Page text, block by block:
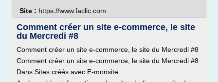
Site : https://www.faclic.com
Comment créer un site e-commerce, le site
du Mercredi #8
Comment créer un site e-commerce, le site du Mercredi #8
Comment créer un site e-commerce, le site du Mercredi #8
Dans Sites créés avec E-monsite